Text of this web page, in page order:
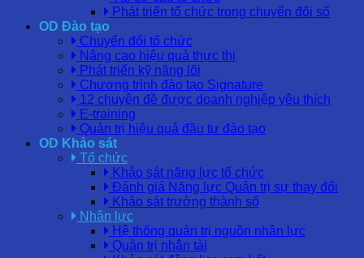
Phát triển tổ chức trong chuyển đổi số
OD Đào tạo
Chuyển đổi tổ chức
Nâng cao hiệu quả thực thi
Phát triển kỹ năng lõi
Chương trình đào tạo Signature
12 chuyên đề được doanh nghiệp yêu thích
E-training
Quản trị hiệu quả đầu tư đào tạo
OD Khảo sát
Tổ chức
Khảo sát năng lực tổ chức
Đánh giá Năng lực Quản trị sự thay đổi
Khảo sát trưởng thành số
Nhân lực
Hệ thống quản trị nguồn nhân lực
Quản trị nhân tài